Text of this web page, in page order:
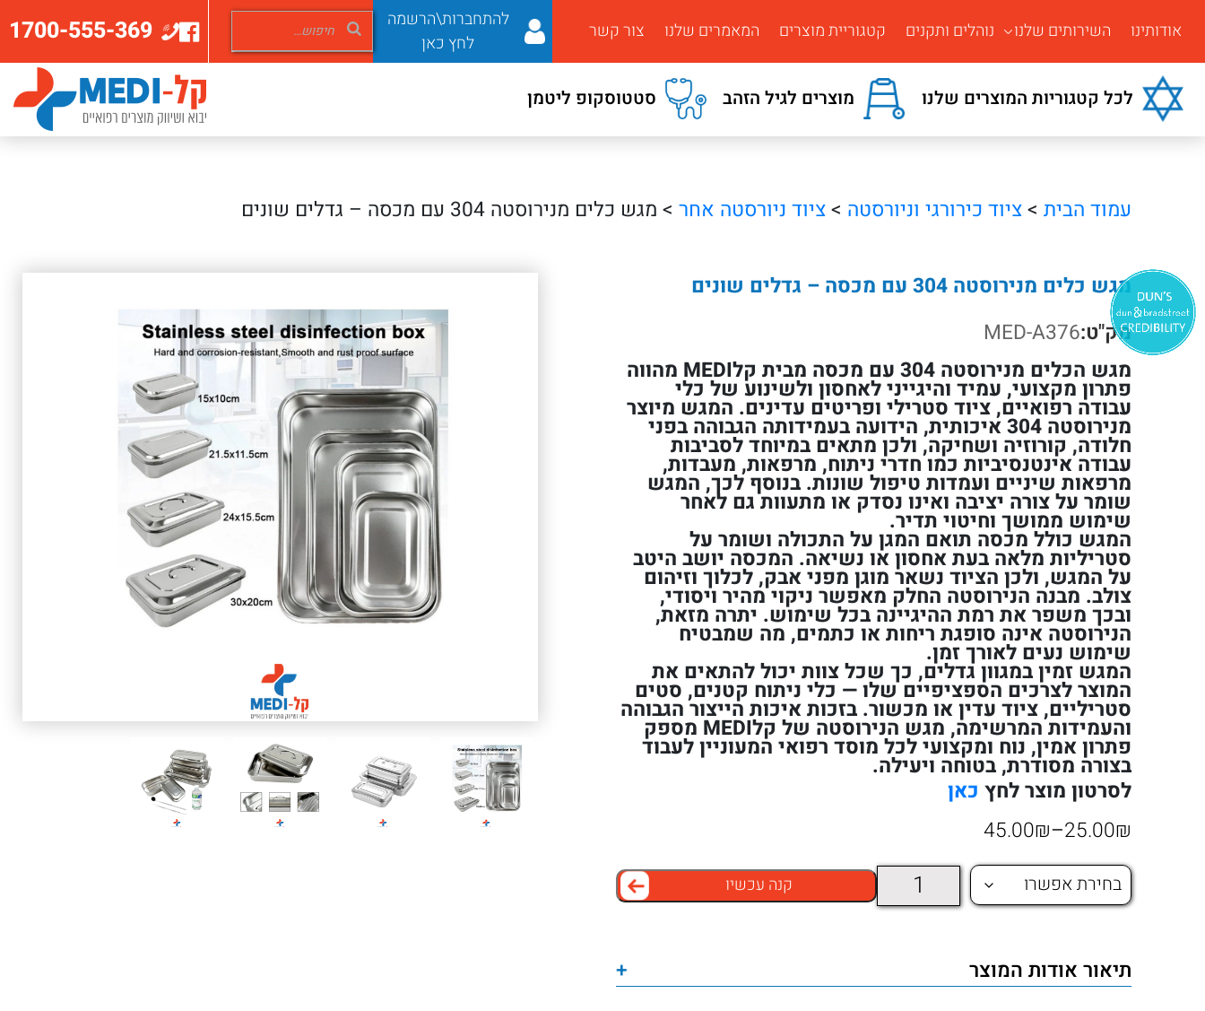
אודותינו השירותים שלנו נוהלים ותקנים קטגוריית מוצרים המאמרים שלנו צור קשר
להתחברות\הרשמה
לחץ כאן
1700-555-369
לכל קטגוריות המוצרים שלנו מוצרים לגיל הזהב סטטוסקופ ליטמן
עמוד הבית >ציוד כירורגי וניורסטה >ציוד ניורסטה אחר > מגש כלים מנירוסטה 304 עם מכסה – גדלים שונים
מגש כלים מנירוסטה 304 עם מכסה – גדלים שונים
מק"ט:MED-A376
מגש הכלים מנירוסטה 304 עם מכסה מבית קלMEDI מהווה
פתרון מקצועי, עמיד והיגייני לאחסון ולשינוע של כלי
עבודה רפואיים, ציוד סטרילי ופריטים עדינים. המגש מיוצר
מנירוסטה 304 איכותית, הידועה בעמידותה הגבוהה בפני
חלודה, קורוזיה ושחיקה, ולכן מתאים במיוחד לסביבות
עבודה אינטנסיביות כמו חדרי ניתוח, מרפאות, מעבדות,
מרפאות שיניים ועמדות טיפול שונות. בנוסף לכך, המגש
שומר על צורה יציבה ואינו נסדק או מתעוות גם לאחר
שימוש ממושך וחיטוי תדיר.
המגש כולל מכסה תואם המגן על התכולה ושומר על
סטריליות מלאה בעת אחסון או נשיאה. המכסה יושב היטב
על המגש, ולכן הציוד נשאר מוגן מפני אבק, לכלוך וזיהום
צולב. מבנה הנירוסטה החלק מאפשר ניקוי מהיר ויסודי,
ובכך משפר את רמת ההיגיינה בכל שימוש. יתרה מזאת,
הנירוסטה אינה סופגת ריחות או כתמים, מה שמבטיח
שימוש נעים לאורך זמן.
המגש זמין במגוון גדלים, כך שכל צוות יכול להתאים את
המוצר לצרכים הספציפיים שלו — כלי ניתוח קטנים, סטים
סטריליים, ציוד עדין או מכשור. בזכות איכות הייצור הגבוהה
והעמידות המרשימה, מגש הנירוסטה של קלMEDI מספק
פתרון אמין, נוח ומקצועי לכל מוסד רפואי המעוניין לעבוד
בצורה מסודרת, בטוחה ויעילה.
לסרטון מוצר לחץ כאן
₪
25.00
–
₪
45.00
טווח
מחירים:
כמות
של
קנה עכשיו
תיאור אודות המוצר +